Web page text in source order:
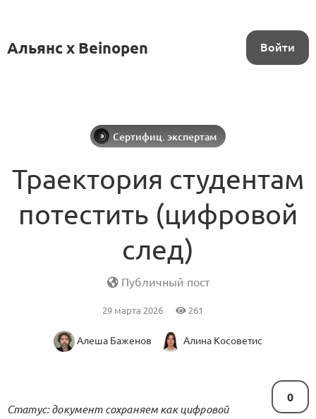
Альянс x Beinopen Войти
Сертифиц. экспертам
Траектория студентам
потестить (цифровой
след)
Публичный пост
29 марта 2026 261
Алеша Баженов Алина Косоветис
0
Статус: документ сохраняем как цифровой